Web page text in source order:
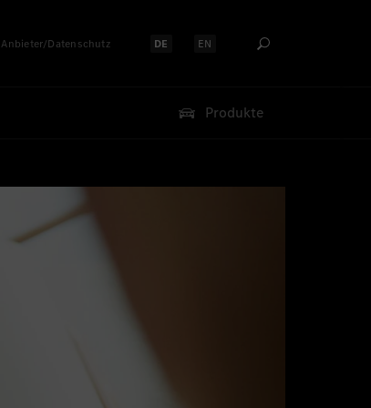
Anbieter/Datenschutz Sprache auswählen:
DE Sprache auswählen:
EN
Produkte